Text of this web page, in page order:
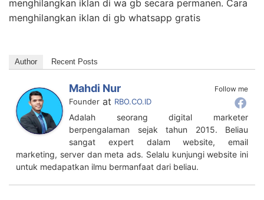
menghilangkan iklan di wa gb secara permanen. Cara
menghilangkan iklan di gb whatsapp gratis
Author Recent Posts
Follow me
Mahdi Nur
Founder at RBO.CO.ID
Adalah seorang digital marketer
berpengalaman sejak tahun 2015. Beliau
sangat expert dalam website, email
marketing, server dan meta ads. Selalu kunjungi website ini
untuk medapatkan ilmu bermanfaat dari beliau.